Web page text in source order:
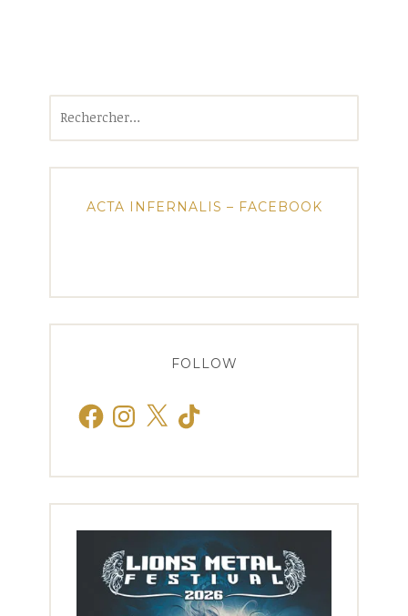
ACTA INFERNALIS – FACEBOOK
FOLLOW
FacebookInstagram
X TikTok